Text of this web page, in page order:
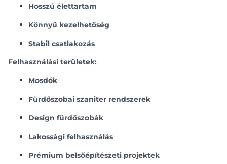
Hosszú élettartam
Könnyű kezelhetőség
Stabil csatlakozás
Felhasználási területek:
Mosdók
Fürdőszobai szaniter rendszerek
Design fürdőszobák
Lakossági felhasználás
Prémium belsőépítészeti projektek